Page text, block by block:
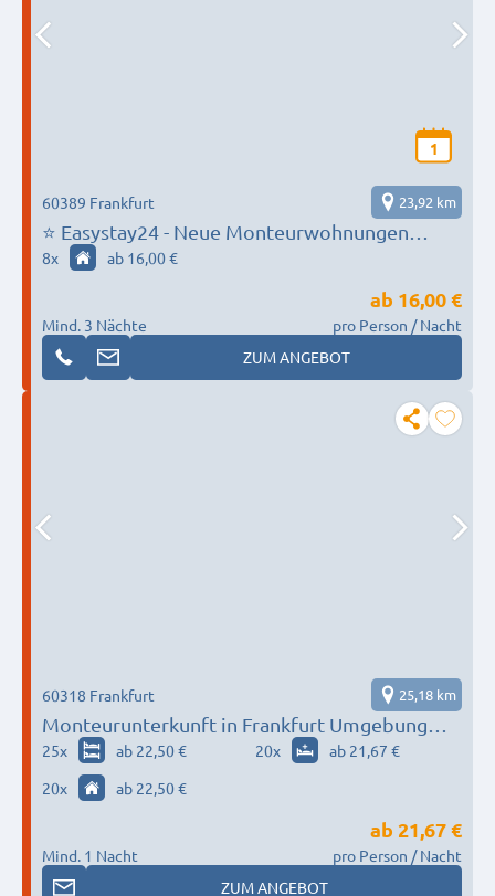
1
⭐ Easystay24 - Neue Monteurwohnungen
direkt in Frankfurt
60389 Frankfurt 23,92 km
8x ab 16,00 €
Mind. 3 Nächte
ab 16,00 €
pro Person / Nacht
ZUM ANGEBOT
Monteurunterkunft in Frankfurt Umgebung
nach Wunsch / Bedürfnis
60318 Frankfurt 25,18 km
25x ab 22,50 € 20x
ab 21,67 €
20x ab 22,50 €
Mind. 1 Nacht
ab 21,67 €
pro Person / Nacht
ZUM ANGEBOT